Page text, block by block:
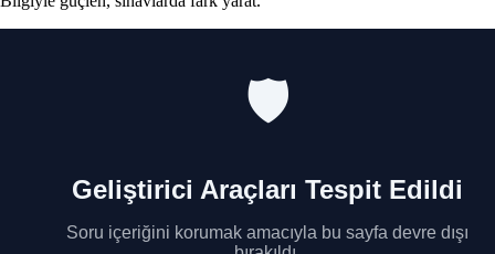
🛡️
Geliştirici Araçları Tespit Edildi
Soru içeriğini korumak amacıyla bu sayfa devre dışı